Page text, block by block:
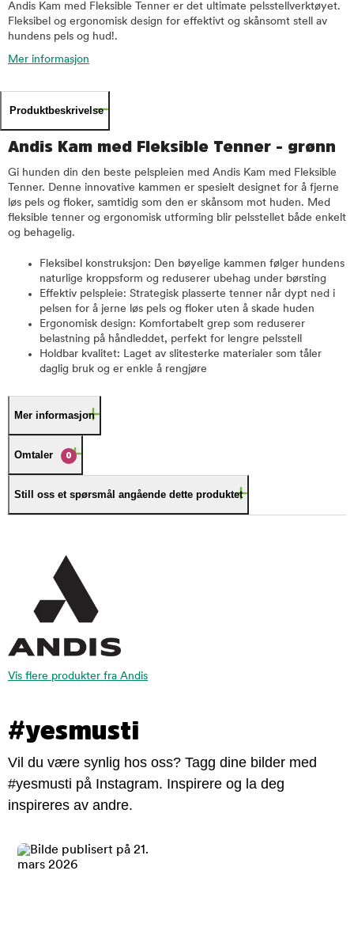
Andis Kam med Fleksible Tenner er det ultimate pelsstellverktøyet.
Fleksibel og ergonomisk design for effektivt og skånsomt stell av
hundens pels og hud!.
Mer informasjon
Produktbeskrivelse
Andis Kam med Fleksible Tenner - grønn
Gi hunden din den beste pelspleien med Andis Kam med Fleksible
Tenner. Denne innovative kammen er spesielt designet for å fjerne
løs pels og floker, samtidig som den er skånsom mot huden. Med
fleksible tenner og ergonomisk utforming blir pelsstellet både enkelt
og behagelig.
Fleksibel konstruksjon: Den bøyelige kammen følger hundens
naturlige kroppsform og reduserer ubehag under børsting
Effektiv pelspleie: Strategisk plasserte tenner når dypt ned i
pelsen for å jerne løs pels og floker uten å skade huden
Ergonomisk design: Komfortabelt grep som reduserer
belastning på håndleddet, perfekt for lengre pelsstell
Holdbar kvalitet: Laget av slitesterke materialer som tåler
daglig bruk og er enkle å rengjøre
Mer informasjon
Omtaler 0
Still oss et spørsmål angående dette produktet
Vis flere produkter fra Andis
#yesmusti
Vil du være synlig hos oss? Tagg dine bilder med
#yesmusti på Instagram. Inspirere og la deg
inspireres av andre.